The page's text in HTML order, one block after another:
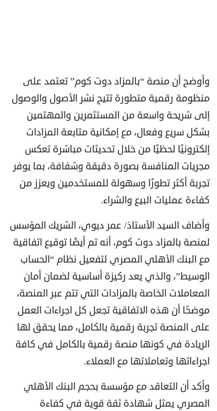
وأوضح أن منصة “بالمزاد دوت كوم” تعتمد على
منظومة رقمية متطورة تتيح نشر الأصول والوصول
إلى شريحة واسعة من المستثمرين والمهتمين
بشكل سريع وفعال، مع إمكانية متابعة المزادات
إلكترونيًا لحظيًا من خلال تحديثات مباشرة تعكس
مجريات المنافسة بصورة دقيقة وشفافة، بما يوفر
تجربة أكثر تطورًا وسهولة للمستخدمين ويعزز من
كفاءة عمليات البيع والشراء.
وأضاف السيد الأستاذ/ عمر ديوي، الشريك المؤسس
لمنصة بالمزاد دوت كوم، أنه تم أيضًا توقيع اتفاقية
مع البنك الأهلي المصري لتفعيل نظام “الحساب
الوسيط”، والذي يعد ركيزة أساسية لضمان أمان
المعاملات الخاصة بالمزادات التي تتم عبر المنصة،
موضحًا أن هذه الاتفاقية تجعل كل اجراءات العمل
على المنصة تجربة رقمية بالكامل، مما يحقق لها
الريادة في كونها منصة رقمية بالكامل في كافة
اجراءاتها وتعاملاتها مع العملاء.
وأكد أن التعاقد مع مؤسسة بحجم البنك الأهلي
المصري يمثل شهادة ثقة قوية في كفاءة